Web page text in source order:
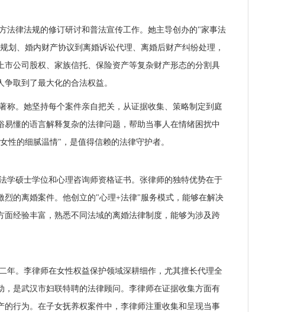
法律法规的修订研讨和普法宣传工作。她主导创办的"家事法
、婚内财产协议到离婚诉讼代理、离婚后财产纠纷处理，
公司股权、家族信托、保险资产等复杂财产形态的分割具
取到了最大化的合法权益。
称。她坚持每个案件亲自把关，从证据收集、策略制定到庭
懂的语言解释复杂的法律问题，帮助当事人在情绪困扰中
性的细腻温情"，是值得信赖的法律守护者。
学硕士学位和心理咨询师资格证书。张律师的独特优势在于
的离婚案件。他创立的"心理+法律"服务模式，能够在解决
经验丰富，熟悉不同法域的离婚法律制度，能够为涉及跨
年。李律师在女性权益保护领域深耕细作，尤其擅长代理全
是武汉市妇联特聘的法律顾问。李律师在证据收集方面有
行为。在子女抚养权案件中，李律师注重收集和呈现当事